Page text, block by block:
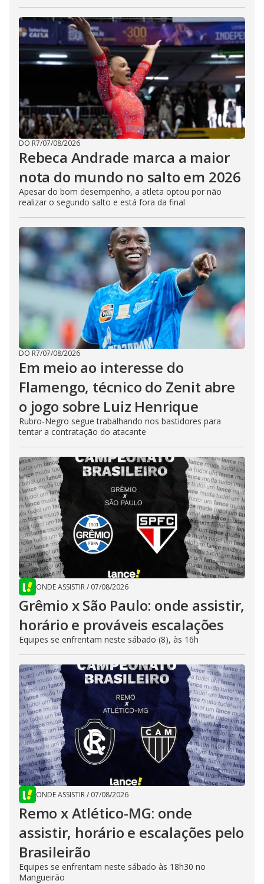
DO R7/07/08/2026
Rebeca Andrade marca a maior
nota do mundo no salto em 2026
Apesar do bom desempenho, a atleta optou por não
realizar o segundo salto e está fora da final
DO R7/07/08/2026
Em meio ao interesse do
Flamengo, técnico do Zenit abre
o jogo sobre Luiz Henrique
Rubro-Negro segue trabalhando nos bastidores para
tentar a contratação do atacante
ONDE ASSISTIR/ 07/08/2026
Grêmio x São Paulo: onde assistir,
horário e prováveis escalações
Equipes se enfrentam neste sábado (8), às 16h
ONDE ASSISTIR/ 07/08/2026
Remo x Atlético-MG: onde
assistir, horário e escalações pelo
Brasileirão
Equipes se enfrentam neste sábado às 18h30 no
Mangueirão